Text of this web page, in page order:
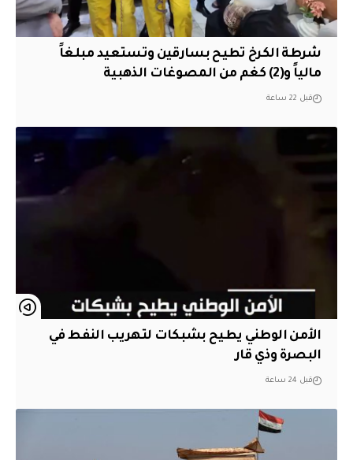
شرطة الكرخ تطيح بسارقين وتستعيد مبلغاً
مالياً و(2) كغم من المصوغات الذهبية
قبل 22 ساعة
الأمن الوطني يطيح بشبكات لتهريب النفط في
البصرة وذي قار
قبل 24 ساعة